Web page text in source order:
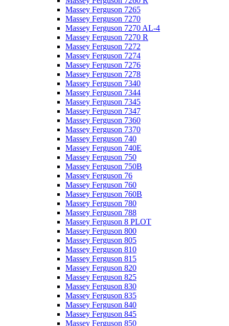
Massey Ferguson 7265
Massey Ferguson 7270
Massey Ferguson 7270 AL-4
Massey Ferguson 7270 R
Massey Ferguson 7272
Massey Ferguson 7274
Massey Ferguson 7276
Massey Ferguson 7278
Massey Ferguson 7340
Massey Ferguson 7344
Massey Ferguson 7345
Massey Ferguson 7347
Massey Ferguson 7360
Massey Ferguson 7370
Massey Ferguson 740
Massey Ferguson 740E
Massey Ferguson 750
Massey Ferguson 750B
Massey Ferguson 76
Massey Ferguson 760
Massey Ferguson 760B
Massey Ferguson 780
Massey Ferguson 788
Massey Ferguson 8 PLOT
Massey Ferguson 800
Massey Ferguson 805
Massey Ferguson 810
Massey Ferguson 815
Massey Ferguson 820
Massey Ferguson 825
Massey Ferguson 830
Massey Ferguson 835
Massey Ferguson 840
Massey Ferguson 845
Massey Ferguson 850